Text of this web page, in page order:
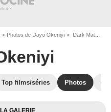
Photos de Dayo Okeniyi Dark Matter : Photo Dayo Okeniyi, Joel Edgerton
Top films/séries Photos
GALERIE